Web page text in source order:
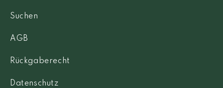
Suchen
AGB
Rückgaberecht
Datenschutz